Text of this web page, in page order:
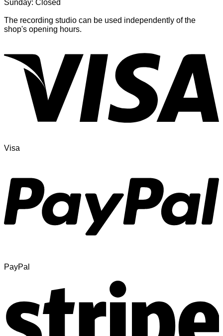
Sunday: Closed
The recording studio can be used independently of the
shop's opening hours.
Visa
PayPal